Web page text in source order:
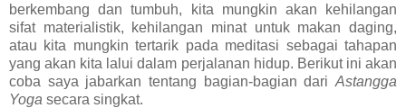
berkembang dan tumbuh, kita mungkin akan kehilangan
sifat materialistik, kehilangan minat untuk makan daging,
atau kita mungkin tertarik pada meditasi sebagai tahapan
yang akan kita lalui dalam perjalanan hidup. Berikut ini akan
coba saya jabarkan tentang bagian-bagian dari Astangga
Yoga secara singkat.